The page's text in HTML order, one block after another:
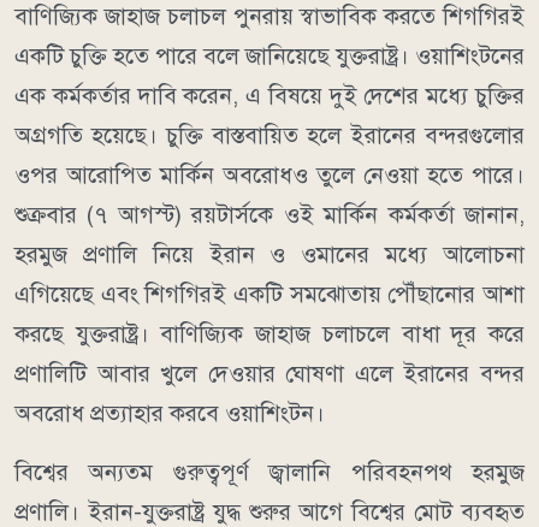
বাণিজ্যিক জাহাজ চলাচল পুনরায় স্বাভাবিক করতে শিগগিরই
একটি চুক্তি হতে পারে বলে জানিয়েছে যুক্তরাষ্ট্র। ওয়াশিংটনের
এক কর্মকর্তার দাবি করেন, এ বিষয়ে দুই দেশের মধ্যে চুক্তির
অগ্রগতি হয়েছে। চুক্তি বাস্তবায়িত হলে ইরানের বন্দরগুলোর
ওপর আরোপিত মার্কিন অবরোধও তুলে নেওয়া হতে পারে।
শুক্রবার (৭ আগস্ট) রয়টার্সকে ওই মার্কিন কর্মকর্তা জানান,
হরমুজ প্রণালি নিয়ে ইরান ও ওমানের মধ্যে আলোচনা
এগিয়েছে এবং শিগগিরই একটি সমঝোতায় পৌঁছানোর আশা
করছে যুক্তরাষ্ট্র। বাণিজ্যিক জাহাজ চলাচলে বাধা দূর করে
প্রণালিটি আবার খুলে দেওয়ার ঘোষণা এলে ইরানের বন্দর
অবরোধ প্রত্যাহার করবে ওয়াশিংটন।
বিশ্বের অন্যতম গুরুত্বপূর্ণ জ্বালানি পরিবহনপথ হরমুজ
প্রণালি। ইরান-যুক্তরাষ্ট্র যুদ্ধ শুরুর আগে বিশ্বের মোট ব্যবহৃত